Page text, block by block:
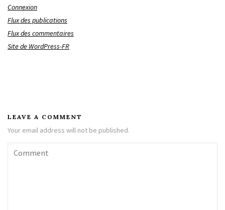
Connexion
Flux des publications
Flux des commentaires
Site de WordPress-FR
LEAVE A COMMENT
Your email address will not be published.